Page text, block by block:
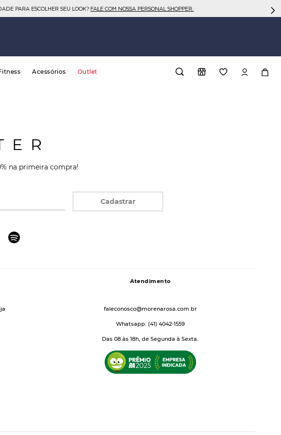
PARA ESCOLHER SEU LOOK?FALE COM NOSSA PERSONAL SHOPPER.
Acessórios Outlet
na primeira compra!
Cadastrar
Atendimento
faleconosco@morenarosa.com.br
Whatsapp: (41) 4042-1559
Das 08 às 18h, de Segunda à Sexta.